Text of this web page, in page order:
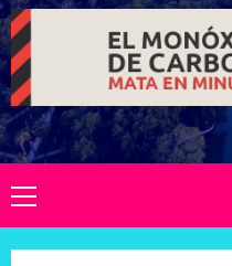
Primary
Menu